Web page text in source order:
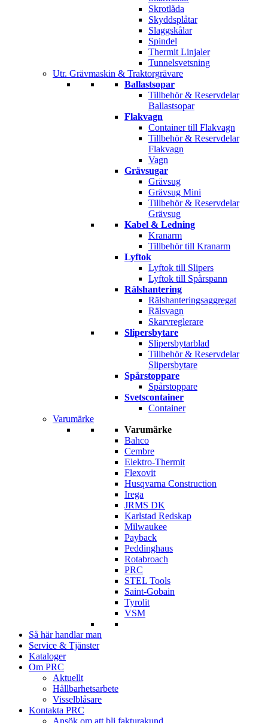
Skrotlåda
Skyddsplåtar
Slaggskålar
Spindel
Thermit Linjaler
Tunnelsvetsning
Utr. Grävmaskin & Traktorgrävare
Ballastsopar
Tillbehör & Reservdelar
Ballastsopar
Flakvagn
Container till Flakvagn
Tillbehör & Reservdelar
Flakvagn
Vagn
Grävsugar
Grävsug
Grävsug Mini
Tillbehör & Reservdelar
Grävsug
Kabel & Ledning
Kranarm
Tillbehör till Kranarm
Lyftok
Lyftok till Slipers
Lyftok till Spårspann
Rälshantering
Rälshanteringsaggregat
Rälsvagn
Skarvreglerare
Slipersbytare
Slipersbytarblad
Tillbehör & Reservdelar
Slipersbytare
Spårstoppare
Spårstoppare
Svetscontainer
Container
Varumärke
Varumärke
Bahco
Cembre
Elektro-Thermit
Flexovit
Husqvarna Construction
Irega
JRMS DK
Karlstad Redskap
Milwaukee
Payback
Peddinghaus
Rotabroach
PRC
STEL Tools
Saint-Gobain
Tyrolit
VSM
Så här handlar man
Service & Tjänster
Kataloger
Om PRC
Aktuellt
Hållbarhetsarbete
Visselblåsare
Kontakta PRC
Ansök om att bli fakturakund